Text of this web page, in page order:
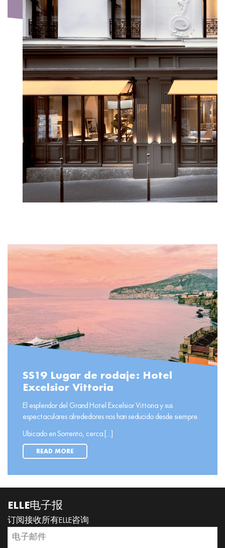
SS19 Lugar de rodaje: Hotel
Excelsior Vittoria
El esplendor del Grand Hotel Excelsior Vittoria y sus
espectaculares alrededores nos han seducido desde siempre.
Ubicado en Sorrento, cerca [...]
READ MORE
ELLE电子报
订阅接收所有ELLE咨询